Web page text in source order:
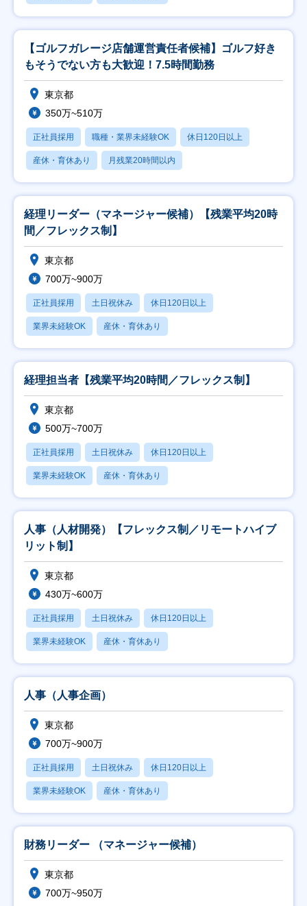
【ゴルフガレージ店舗運営責任者候補】ゴルフ好き
もそうでない方も大歓迎！7.5時間勤務
東京都
350万~510万
正社員採用 職種・業界未経験OK 休日120日以上
産休・育休あり 月残業20時間以内
経理リーダー（マネージャー候補）【残業平均20時
間／フレックス制】
東京都
700万~900万
正社員採用 土日祝休み 休日120日以上
業界未経験OK 産休・育休あり
経理担当者【残業平均20時間／フレックス制】
東京都
500万~700万
正社員採用 土日祝休み 休日120日以上
業界未経験OK 産休・育休あり
人事（人材開発）【フレックス制／リモートハイブ
リット制】
東京都
430万~600万
正社員採用 土日祝休み 休日120日以上
業界未経験OK 産休・育休あり
人事（人事企画）
東京都
700万~900万
正社員採用 土日祝休み 休日120日以上
業界未経験OK 産休・育休あり
財務リーダー （マネージャー候補）
東京都
700万~950万